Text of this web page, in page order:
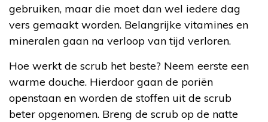
gebruiken, maar die moet dan wel iedere dag
vers gemaakt worden. Belangrijke vitamines en
mineralen gaan na verloop van tijd verloren.
Hoe werkt de scrub het beste? Neem eerste een
warme douche. Hierdoor gaan de poriën
openstaan en worden de stoffen uit de scrub
beter opgenomen. Breng de scrub op de natte